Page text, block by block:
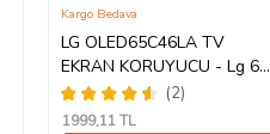
LG OLED65C46LA TV
EKRAN KORUYUCU - Lg 65"
inç 4k Oled Evo Ekran
Koruyucu
(2)
Kargo Bedava
1999,11 TL